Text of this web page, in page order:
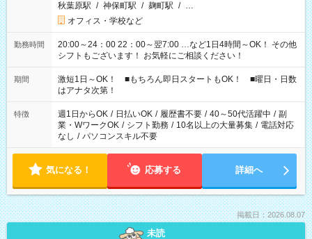
秋葉原駅 / 神保町駅 / 麹町駅 / …
オフィス・学校など
勤務時間
20:00～24：00 22：00～翌7:00 …など1日4時間～OK！ その他
シフトもございます！ お気軽にご相談ください！
期間
激短1日～OK！ ■もちろん即日スタートもOK！ ■曜日・日数
はアナタ次第！
特徴 週1日からOK / 日払いOK / 履歴書不要 / 40～50代活躍中 / 副
業・WワークOK / シフト勤務 / 10名以上の大量募集 / 電話対応
なし / パソコンスキル不要
気になる！ 応募する 詳細へ
掲載日：2026.08.07
未読